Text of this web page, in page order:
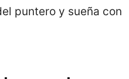
puntero y sueña con